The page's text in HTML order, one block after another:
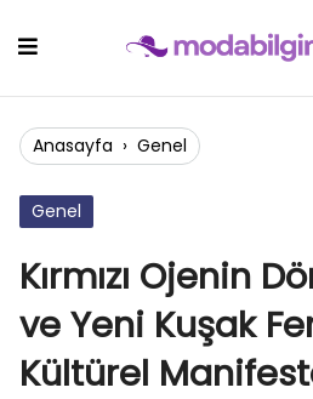
Anasayfa › Genel
Genel
Kırmızı Ojenin
ve Yeni Kuşak
Kültürel